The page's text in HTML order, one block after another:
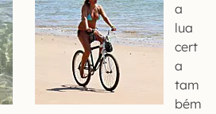
a
lua
cert
a
tam
bém